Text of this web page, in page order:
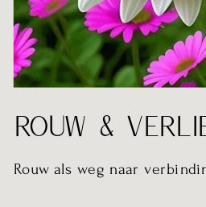
Rouw als weg naar
ROUW &